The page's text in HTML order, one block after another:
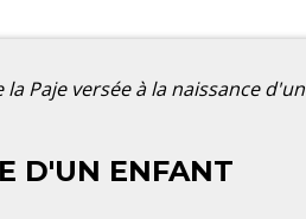
Paje versée à la naissance d'un
D'UN ENFANT